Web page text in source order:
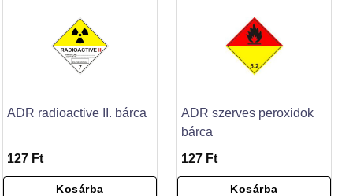
ADR radioactive II. bárca
127 Ft
Kosárba
ADR szerves peroxidok
bárca
127 Ft
Kosárba